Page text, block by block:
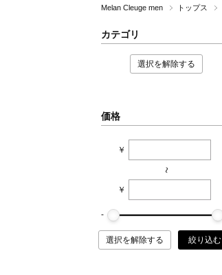
Melan Cleuge men トップス
カテゴリ
選択を解除する
価格
￥
~
￥
選択を解除する 絞り込む